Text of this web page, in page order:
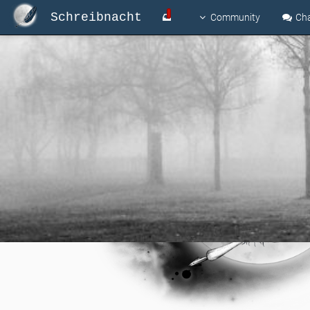
Schreibnacht Community